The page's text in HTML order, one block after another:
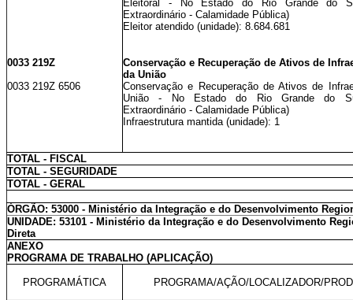
Eleitoral - No Estado do Rio Grande do
Extraordinário - Calamidade Pública)
Eleitor atendido (unidade): 8.684.681
0033 219Z
Conservação e Recuperação de Ativos de
da União
0033 219Z 6506
Conservação e Recuperação de Ativos de
União - No Estado do Rio Grande do
Extraordinário - Calamidade Pública)
Infraestrutura mantida (unidade): 1
TOTAL - FISCAL
TOTAL - SEGURIDADE
TOTAL - GERAL
ÓRGÃO: 53000 - Ministério da Integração e do Desenvolvimento
UNIDADE: 53101 - Ministério da Integração e do Desenvolvimento
Direta
ANEXO
PROGRAMA DE TRABALHO (APLICAÇÃO)
PROGRAMÁTICA PROGRAMA/AÇÃO/LOCALIZADOR/